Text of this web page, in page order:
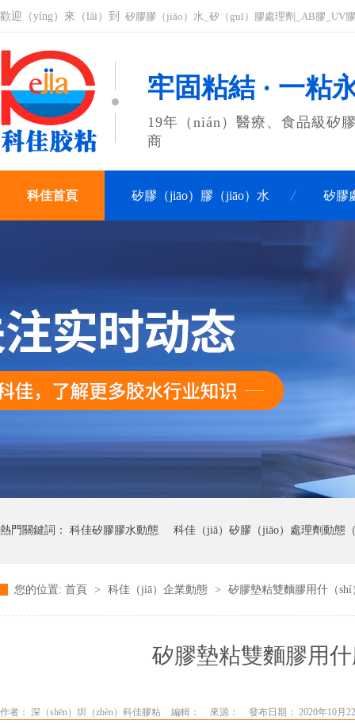
歡迎（yíng）來（lái）到 矽膠膠（jiāo）水_矽（guī）膠處理劑_AB膠_UV
牢固粘結 · 一粘
19年（nián）醫療、食品級矽
商
科佳首頁 矽膠（jiāo）膠（jiāo）水 矽膠
熱門關鍵詞： 科佳矽膠膠水動態 科佳（jiā）矽膠（jiāo）處理劑動態
科佳UV無影膠（jiāo）水動態 科佳快幹（gàn）膠動（dòng）態
您的位置: 首頁 > 科佳（jiā）企業動態 > 矽膠墊粘雙麵膠用什（
矽膠墊粘雙麵膠用
作者： 深（shēn）圳（zhèn）科佳膠粘 編輯： 來源： 發布日期： 2020年10月